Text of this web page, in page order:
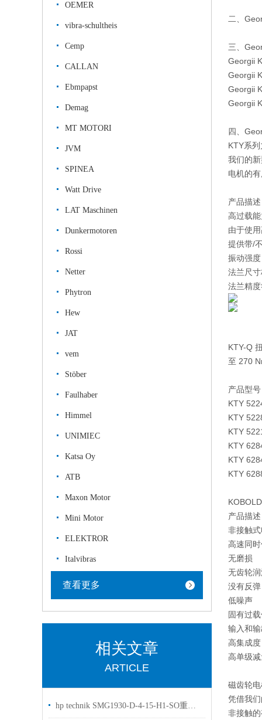
OEMER
vibra-schultheis
Cemp
CALLAN
Ebmpapst
Demag
MT MOTORI
JVM
SPINEA
Watt Drive
LAT Maschinen
Dunkermotoren
Rossi
Netter
Phytron
Hew
JAT
vem
Stöber
Faulhaber
Himmel
UNIMIEC
Katsa Oy
ATB
Maxon Motor
Mini Motor
ELEKTROR
Italvibras
查看更多
相关文章
ARTICLE
hp technik SMG1930-D-4-15-H1-SO重型组合油泵安装使用说明
二、
三、
Georgii
Georgii
Georgii
Georgii
四、
KTY系
我们的
电机的
产品描
高过载
由于使
提供带/
振动强
法兰尺
法兰精
KTY-Q
至 270
产品型
KTY
KTY
KTY
KTY
KTY
KTY
产品描
非接触
高速同
无磨损
无齿轮
没有反弹
低噪声
固有过
输入和
高集成度
高单级
磁齿轮
凭借我
非接触